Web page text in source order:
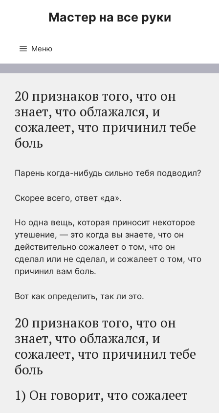
Мастер на все руки
Меню
20 признаков того, что он
знает, что облажался, и
сожалеет, что причинил тебе
боль
Парень когда-нибудь сильно тебя подводил?
Скорее всего, ответ «да».
Но одна вещь, которая приносит некоторое
утешение, — это когда вы знаете, что он
действительно сожалеет о том, что он
сделал или не сделал, и сожалеет о том, что
причинил вам боль.
Вот как определить, так ли это.
20 признаков того, что он
знает, что облажался, и
сожалеет, что причинил тебе
боль
1) Он говорит, что сожалеет